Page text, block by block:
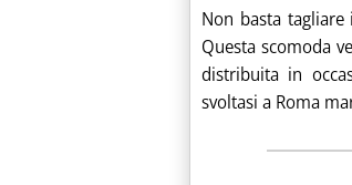
Non basta
Questa scomoda
distribuita in
svoltasi a Roma